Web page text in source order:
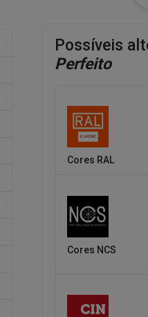
Possíveis
Perfeito
Cores RAL
Cores NCS